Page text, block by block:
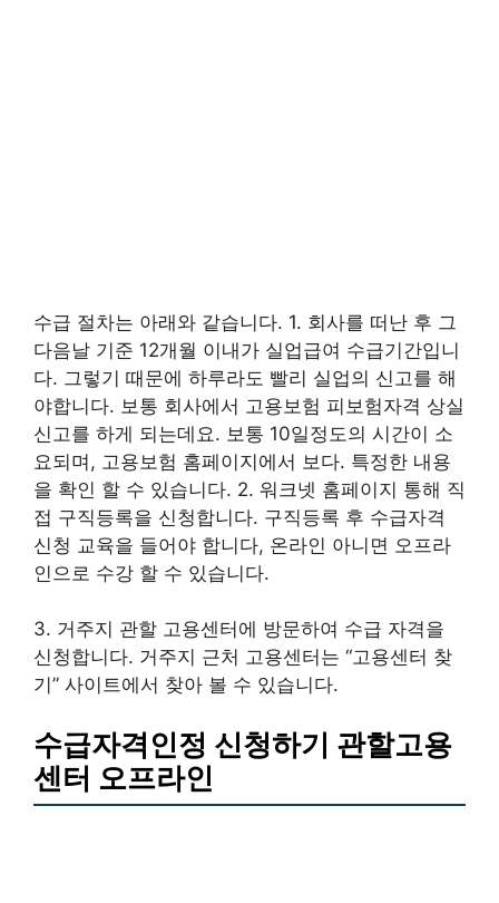
수급 절차는 아래와 같습니다. 1. 회사를 떠난 후 그
다음날 기준 12개월 이내가 실업급여 수급기간입니
다. 그렇기 때문에 하루라도 빨리 실업의 신고를 해
야합니다. 보통 회사에서 고용보험 피보험자격 상실
신고를 하게 되는데요. 보통 10일정도의 시간이 소
요되며, 고용보험 홈페이지에서 보다. 특정한 내용
을 확인 할 수 있습니다. 2. 워크넷 홈페이지 통해 직
접 구직등록을 신청합니다. 구직등록 후 수급자격
신청 교육을 들어야 합니다, 온라인 아니면 오프라
인으로 수강 할 수 있습니다.
3. 거주지 관할 고용센터에 방문하여 수급 자격을
신청합니다. 거주지 근처 고용센터는 “고용센터 찾
기” 사이트에서 찾아 볼 수 있습니다.
수급자격인정 신청하기 관할고용
센터 오프라인